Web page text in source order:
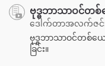
ဗုဒ္ဓဘာသာဝင်တ
ဒေါက်တာအလက်ဇင်း
ဗုဒ္ဓဘာသာဝင်တစ်
ခြင်း။